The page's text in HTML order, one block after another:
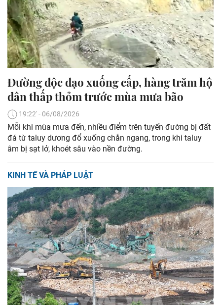
Đường độc đạo xuống cấp, hàng trăm hộ
dân thấp thỏm trước mùa mưa bão
19:22' - 06/08/2026
Mỗi khi mùa mưa đến, nhiều điểm trên tuyến đường bị đất
đá từ taluy dương đổ xuống chắn ngang, trong khi taluy
âm bị sạt lở, khoét sâu vào nền đường.
KINH TẾ VÀ PHÁP LUẬT